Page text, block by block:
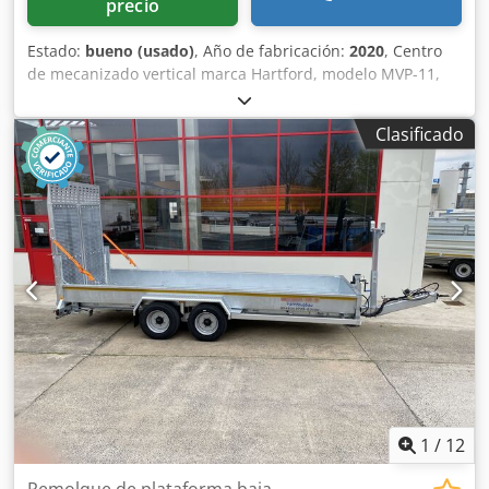
precio
Estado: bueno (usado), Año de fabricación: 2020, Centro
de mecanizado vertical marca Hartford, modelo MVP-11,
del año 2.020, con control Hartrol Premium I. Csdpszq A
Hfefx Ahasrf
Clasificado
1 / 12